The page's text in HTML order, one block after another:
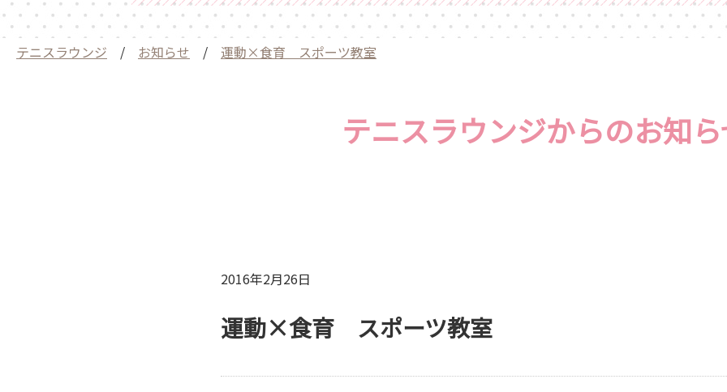
テニスラウンジ / お知らせ / 運動×食育 スポーツ教室
テニスラウンジからのお知
2016年2月26日
運動×食育 スポーツ教室